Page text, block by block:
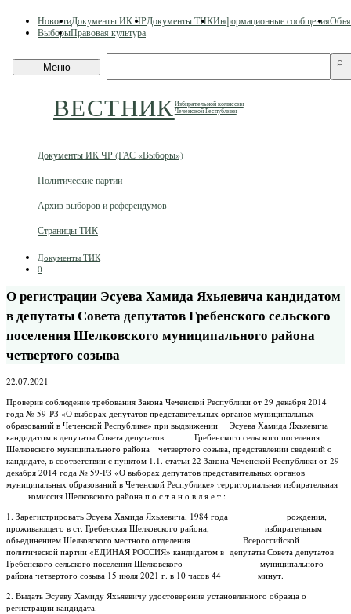
content
НовостиДокументы ИК ЧРДокументы ТИКИнформационные сообщения
ВыборыПравовая культура
Меню
ВЕСТНИКИзбирательной комиссии
Чеченской Республики
сайту
⌕
Документы ИК ЧР (ГАС «Выборы»)
Политические партии
Архив выборов и референдумов
Страницы ТИК
Документы ТИК
0
О регистрации Эсуева Хамида Яхьяевича кандидатом
в депутаты Совета депутатов Гребенского сельского
поселения Шелковского муниципального района
четвертого созыва
22.07.2021
Проверив соблюдение требования Закона Чеченской Республики от 29 декабря 2014
года № 59-РЗ «О выборах депутатов представительных органов муниципальных
образований в Чеченской Республике» при выдвижении Эсуева Хамида Яхьяевича
кандидатом в депутаты Совета депутатов Гребенского сельского поселения
Шелковского муниципального района четвертого созыва, представлении сведений о
кандидате, в соответствии с пунктом 1.1. статьи 22 Закона Чеченской Республики от 29
декабря 2014 года № 59-РЗ «О выборах депутатов представительных органов
муниципальных образований в Чеченской Республике» территориальная избирательная
комиссия Шелковского района п о с т а н о в л я е т :
1. Зарегистрировать Эсуева Хамида Яхьяевича, 1984 года рождения,
проживающего в ст. Гребенская Шелковского района, избирательным
объединением Шелковского местного отделения Всероссийской
политической партии «ЕДИНАЯ РОССИЯ» кандидатом в депутаты Совета депутатов
Гребенского сельского поселения Шелковского муниципального
района четвертого созыва 15 июля 2021 г. в 10 часов 44 минут.
2. Выдать Эсуеву Хамиду Яхьяевичу удостоверение установленного образца о
регистрации кандидата.